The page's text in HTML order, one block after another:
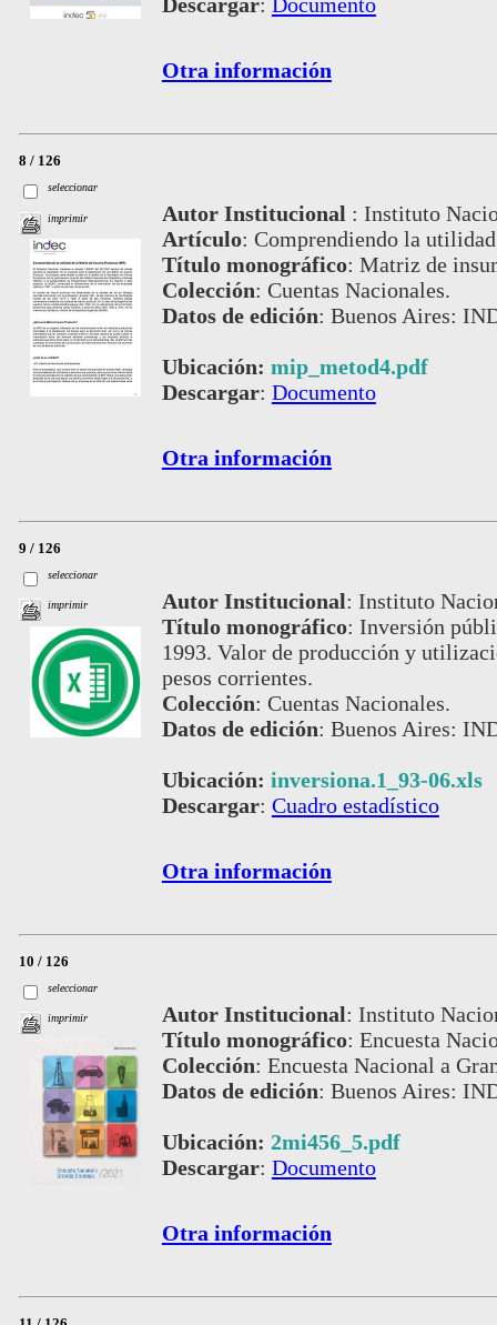
Otra información
8 / 126
seleccionar
imprimir Autor Institucional : Instituto
Artículo: Comprendiendo la
Título monográfico: Matriz de
Colección: Cuentas Nacionales.
Datos de edición: Buenos Aires:
Ubicación: mip_metod4.pdf
Descargar: Documento
Otra información
9 / 126
seleccionar
imprimir Autor Institucional: Instituto
Título monográfico: Inversión
1993. Valor de producción y
pesos corrientes.
Colección: Cuentas Nacionales.
Datos de edición: Buenos Aires:
Ubicación: inversiona.1_93-06.xls
Descargar: Cuadro estadístico
Otra información
10 / 126
seleccionar
imprimir Autor Institucional: Instituto
Título monográfico: Encuesta
Colección: Encuesta Nacional a
Datos de edición: Buenos Aires:
Ubicación: 2mi456_5.pdf
Descargar: Documento
Otra información